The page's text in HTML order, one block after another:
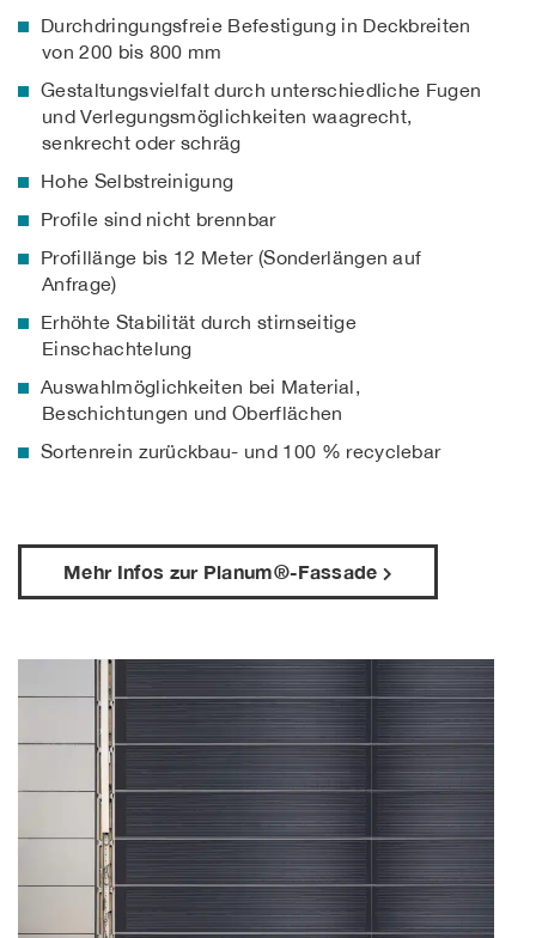
Durchdringungsfreie Befestigung in Deckbreiten
von 200 bis 800 mm
Gestaltungsvielfalt durch unterschiedliche Fugen
und Verlegungsmöglichkeiten waagrecht,
senkrecht oder schräg
Hohe Selbstreinigung
Profile sind nicht brennbar
Profillänge bis 12 Meter (Sonderlängen auf
Anfrage)
Erhöhte Stabilität durch stirnseitige
Einschachtelung
Auswahlmöglichkeiten bei Material,
Beschichtungen und Oberflächen
Sortenrein zurückbau- und 100 % recyclebar
Mehr Infos zur Planum®-Fassade